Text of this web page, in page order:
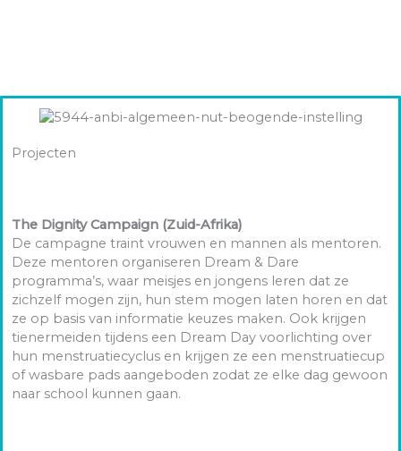
Projecten
The Dignity Campaign (Zuid-Afrika)
De campagne traint vrouwen en mannen als mentoren.
Deze mentoren organiseren Dream & Dare
programma’s, waar meisjes en jongens leren dat ze
zichzelf mogen zijn, hun stem mogen laten horen en dat
ze op basis van informatie keuzes maken. Ook krijgen
tienermeiden tijdens een Dream Day voorlichting over
hun menstruatiecyclus en krijgen ze een menstruatiecup
of wasbare pads aangeboden zodat ze elke dag gewoon
naar school kunnen gaan.